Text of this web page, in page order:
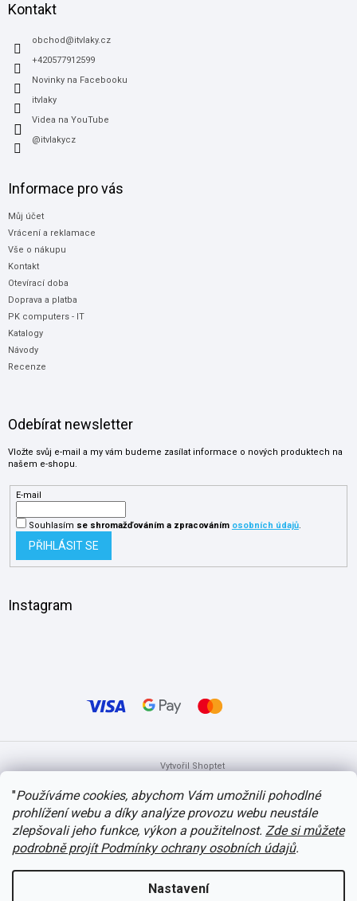
"Používáme cookies, abychom Vám umožnili pohodlné
prohlížení webu a díky analýze provozu webu neustále
zlepšovali jeho funkce, výkon a použitelnost. Zde si můžete
podrobně projít Podmínky ochrany osobních údajů.
Nastavení
Kontakt
obchod@itvlaky.cz
+420577912599
Novinky na Facebooku
itvlaky
Videa na YouTube
@itvlakycz
Informace pro vás
Můj účet
Vrácení a reklamace
Vše o nákupu
Kontakt
Otevírací doba
Doprava a platba
PK computers - IT
Katalogy
Návody
Recenze
Odebírat newsletter
Vložte svůj e-mail a my vám budeme zasílat informace o nových produktech na
našem e-shopu.
E-mail
Souhlasím se shromažďováníma zpracováním osobních údajů.
PŘIHLÁSIT SE
Instagram
Vytvořil Shoptet
Copyright 2026itvlaky.cz. Všechna práva vyhrazena.Upravit nastavení